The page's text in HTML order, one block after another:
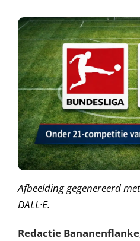
Afbeelding gegenereerd
DALL·E.
Redactie Bananenflanke